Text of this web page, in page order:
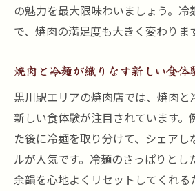
の魅力を最大限味わいましょう。冷
で、焼肉の満足度も大きく変わりま
焼肉と冷麺が織りなす新しい食体
黒川駅エリアの焼肉店では、焼肉
新しい食体験が注目されています。
た後に冷麺を取り分けて、シェアし
ルが人気です。冷麺のさっぱりとし
余韻を心地よくリセットしてくれる